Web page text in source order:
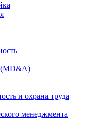
(MD&A)
и охрана труда
менеджмента